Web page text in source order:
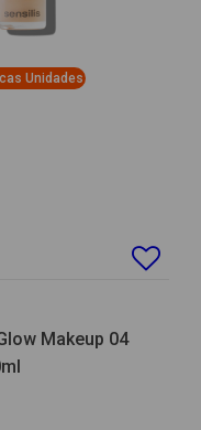
Unidades
Makeup 04